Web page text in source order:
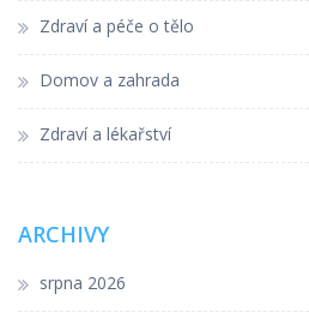
Zdraví a péče o tělo
Domov a zahrada
Zdraví a lékařství
ARCHIVY
srpna 2026